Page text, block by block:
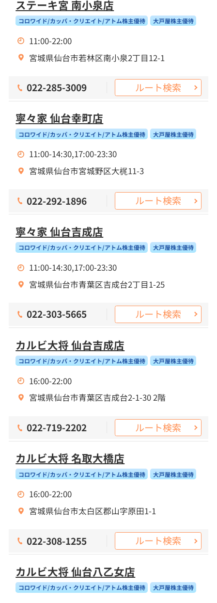
ステーキ宮 南小泉店
コロワイド/カッパ・クリエイト/アトム株主優待 大戸屋株主優待
11:00-22:00
宮城県仙台市若林区南小泉2丁目12-1
022-285-3009 ルート検索
寧々家 仙台幸町店
コロワイド/カッパ・クリエイト/アトム株主優待 大戸屋株主優待
11:00-14:30,17:00-23:30
宮城県仙台市宮城野区大梶11-3
022-292-1896 ルート検索
寧々家 仙台吉成店
コロワイド/カッパ・クリエイト/アトム株主優待 大戸屋株主優待
11:00-14:30,17:00-23:30
宮城県仙台市青葉区吉成台2丁目1-25
022-303-5665 ルート検索
カルビ大将 仙台吉成店
コロワイド/カッパ・クリエイト/アトム株主優待 大戸屋株主優待
16:00-22:00
宮城県仙台市青葉区吉成台2-1-30 2階
022-719-2202 ルート検索
カルビ大将 名取大橋店
コロワイド/カッパ・クリエイト/アトム株主優待 大戸屋株主優待
16:00-22:00
宮城県仙台市太白区郡山字原田1-1
022-308-1255 ルート検索
カルビ大将 仙台八乙女店
コロワイド/カッパ・クリエイト/アトム株主優待 大戸屋株主優待